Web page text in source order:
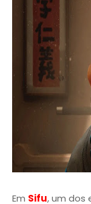
Em Sifu, um dos